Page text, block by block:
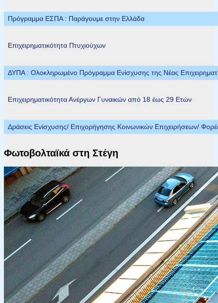
Πρόγραμμα ΕΣΠΑ : Παράγουμε στην Ελλάδα
Επιχειρηματικότητα Πτυχιούχων
ΔΥΠΑ : Ολοκληρωμένο Πρόγραμμα Ενίσχυσης της Νέας
Επιχειρηματικότητα Ανέργων Γυναικών από 18 έως 29 Ετών
Δράσεις Ενίσχυσης/ Επιχορήγησης Κοινωνικών Επιχειρήσεων/
Φωτοβολταϊκά στη Στέγη